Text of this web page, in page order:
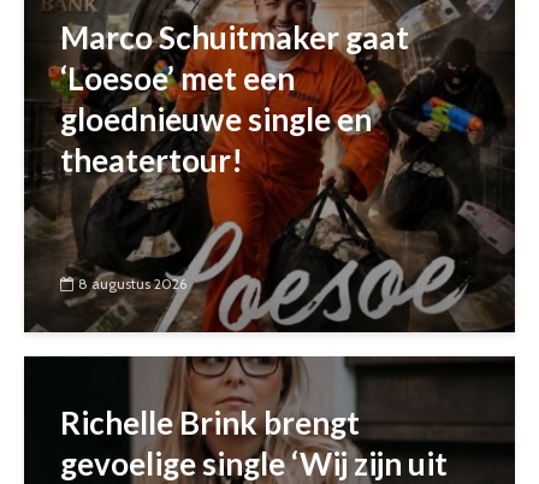
Marco Schuitmaker gaat
‘Loesoe’ met een
gloednieuwe single en
theatertour!
8 augustus 2026
Richelle Brink brengt
gevoelige single ‘Wij zijn uit